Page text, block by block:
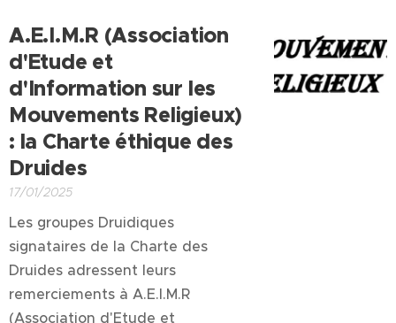
A.E.I.M.R (Association
d'Etude et
d'Information sur les
Mouvements Religieux)
: la Charte éthique des
Druides
17/01/2025
Les groupes Druidiques
signataires de la Charte des
Druides adressent leurs
remerciements à A.E.I.M.R
(Association d'Etude et